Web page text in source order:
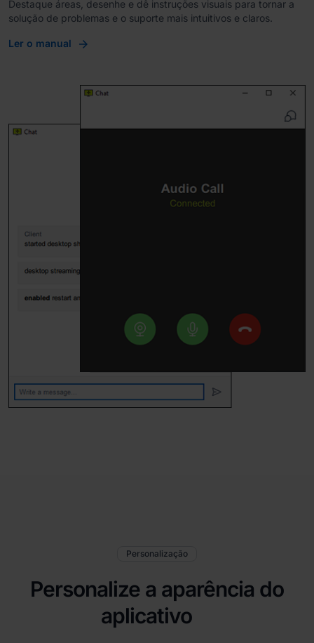
Destaque áreas, desenhe e dê instruções visuais para tornar a
solução de problemas e o suporte mais intuitivos e claros.
Ler o manual
Personalização
Personalize a aparência do
aplicativo